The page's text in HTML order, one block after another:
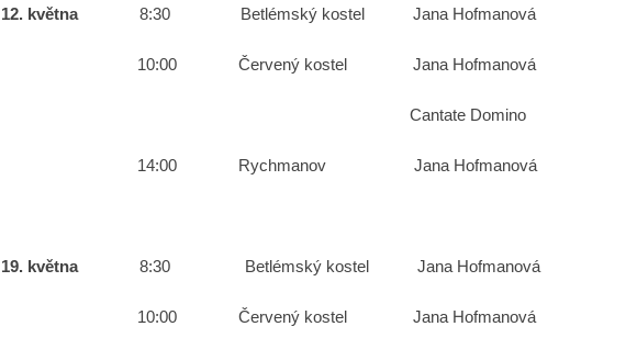
12. května 8:30 Betlémský kostel Jana Hofmanová
10:00 Červený kostel Jana Hofmanová
Cantate Domino
14:00 Rychmanov Jana Hofmanová
19. května 8:30 Betlémský kostel Jana Hofmanová
10:00 Červený kostel Jana Hofmanová